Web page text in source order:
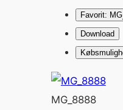
Favorit:
Download
MG_8888